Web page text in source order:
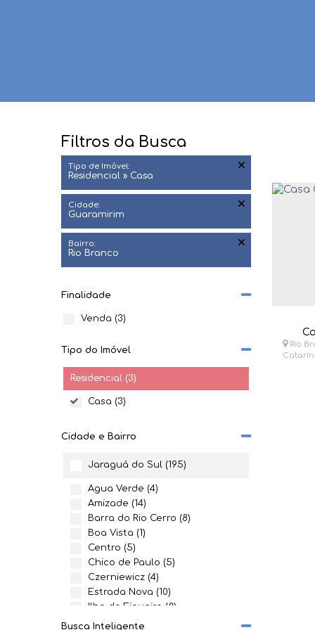
Filtros da Busca
Tipo de Imóvel:
Residencial » Casa
Cidade:
Guaramirim
Bairro:
Rio Branco
Finalidade
Venda (3)
Tipo do Imóvel
Residencial (3)
Casa (3)
Cidade e Bairro
Jaraguá do Sul (195)
Água Verde (4)
Amizade (14)
Barra do Rio Cerro (8)
Boa Vista (1)
Centro (5)
Chico de Paulo (5)
Czerniewicz (4)
Estrada Nova (10)
Ilha da Figueira (8)
Jaraguá 84 (4)
Busca Inteligente
Rio